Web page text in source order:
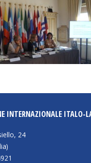
INTERNAZIONALE ITALO-
24